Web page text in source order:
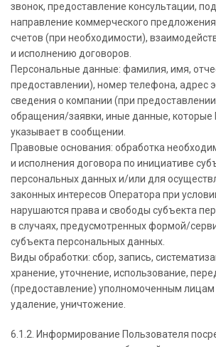
звонок, предоставление консультации,
направление коммерческого
счетов (при необходимости),
и исполнению договоров.
Персональные данные: фамилия, имя,
предоставлении), номер телефона, адрес
сведения о компании (при
обращения/заявки, иные данные, которые
указывает в сообщении.
Правовые основания: обработка
и исполнения договора по инициативе
персональных данных и/или для
законных интересов Оператора при
нарушаются права и свободы субъекта
в случаях, предусмотренных формой/
субъекта персональных данных.
Виды обработки: сбор, запись,
хранение, уточнение, использование,
(предоставление) уполномоченным лицам
удаление, уничтожение.
6.1.2. Информирование Пользователя